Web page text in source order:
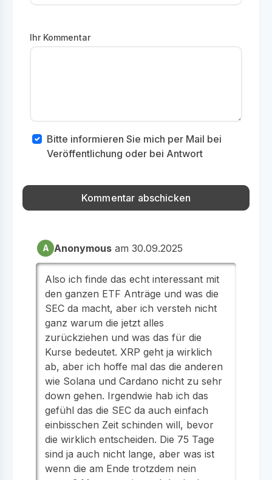
Ihr Kommentar
Bitte informieren Sie mich per Mail bei
Veröffentlichung oder bei Antwort
A Anonymous am 30.09.2025
Also ich finde das echt interessant mit
den ganzen ETF Anträge und was die
SEC da macht, aber ich versteh nicht
ganz warum die jetzt alles
zurückziehen und was das für die
Kurse bedeutet. XRP geht ja wirklich
ab, aber ich hoffe mal das die anderen
wie Solana und Cardano nicht zu sehr
down gehen. Irgendwie hab ich das
gefühl das die SEC da auch einfach
einbisschen Zeit schinden will, bevor
die wirklich entscheiden. Die 75 Tage
sind ja auch nicht lange, aber was ist
wenn die am Ende trotzdem nein